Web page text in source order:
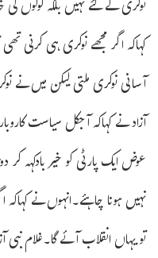
نوکری کے لئے نہیں بلکہ لوگوں
کہاکہ اگر مجھے نوکری ہی کرنی
آسانی نوکری ملتی لیکن میں نے
آزاد نے کہاکہ آجکل سیاست
عوض ایک پارٹی کو خیر بادکہہ
نہیں ہونا چاہئے۔انہوں نے
تو یہاں انقلاب آئے گا۔غلام